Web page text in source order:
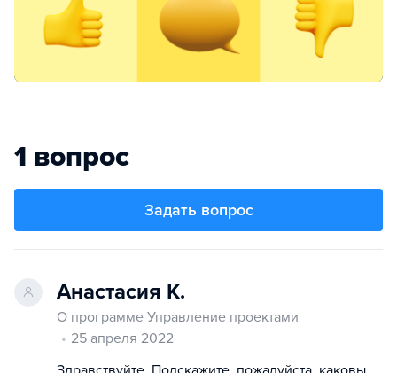
1 вопрос
Задать вопрос
Анастасия К.
О программе Управление проектами
25 апреля 2022